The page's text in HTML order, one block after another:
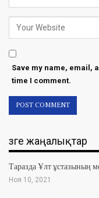
Save my name, email,
time I comment.
Өзге жаңалықтар
Таразда Ұлт ұстазының
Ноя 10, 2021